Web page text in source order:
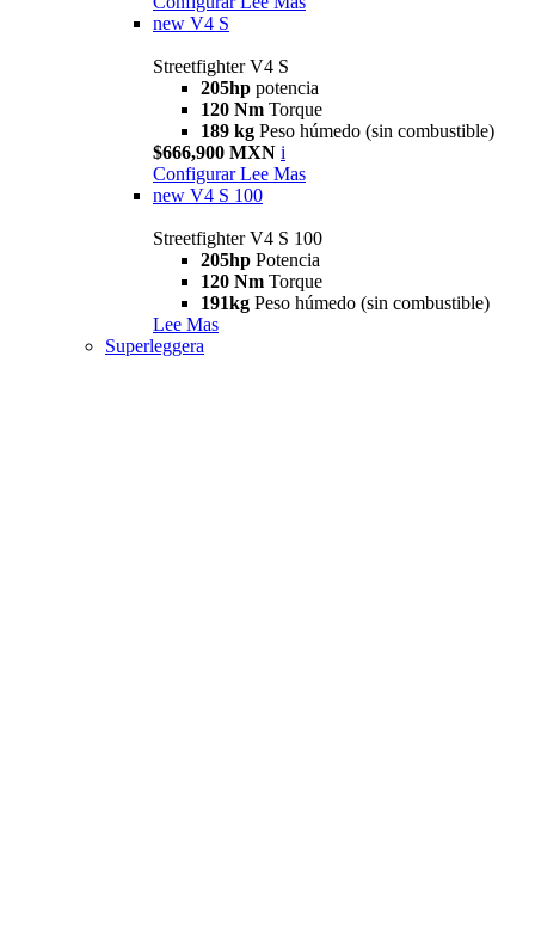
new V4 S
Streetfighter V4 S
205hp potencia
120 Nm Torque
189 kg Peso húmedo (sin combustible)
$666,900 MXN i
Configurar Lee Mas
new V4 S 100
Streetfighter V4 S 100
205hp Potencia
120 Nm Torque
191kg Peso húmedo (sin combustible)
Lee Mas
Superleggera